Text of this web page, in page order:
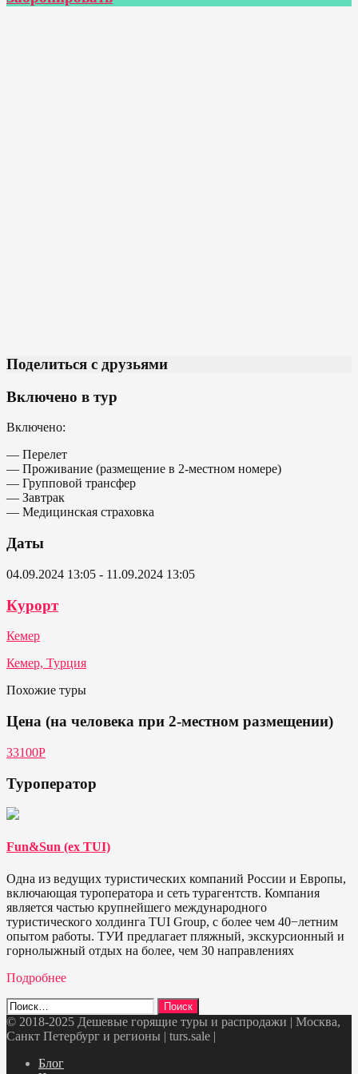
Поделиться с друзьями
Включено в тур
Включено:
— Перелет
— Проживание (размещение в 2-местном номере)
— Групповой трансфер
— Завтрак
— Медицинская страховка
Даты
04.09.2024 13:05 - 11.09.2024 13:05
Курорт
Кемер
Кемер, Турция
Похожие туры
Цена (на человека при 2-местном размещении)
33100Р
Туроператор
Fun&Sun (ex TUI)
Одна из ведущих туристических компаний России и Европы,
включающая туроператора и сеть турагентств. Компания
является частью крупнейшего международного
туристического холдинга TUI Group, с более чем 40−летним
опытом работы. ТУИ предлагает пляжный, экскурсионный и
горнолыжный отдых на более, чем 30 направлениях
Подробнее
Найти:
© 2018-2025 Дешевые горящие туры и распродажи | Москва,
Санкт Петербург и регионы | turs.sale |
Блог